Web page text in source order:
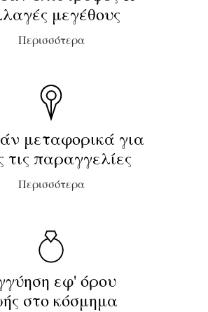
μεγέθους
Περισσότερα
μεταφορικά για
τις παραγγελίες
Περισσότερα
εφ' όρου
στο κόσμημα